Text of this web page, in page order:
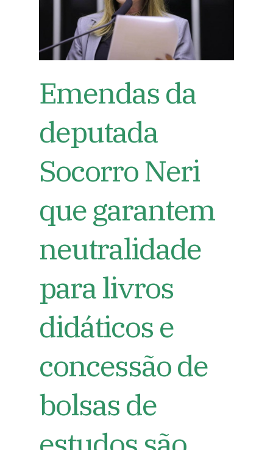
Emendas da
deputada
Socorro Neri
que garantem
neutralidade
para livros
didáticos e
concessão de
bolsas de